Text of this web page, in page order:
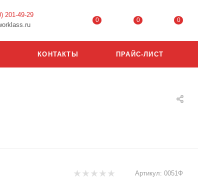
201-49-29
0 0 0
КОНТАКТЫ ПРАЙС-ЛИСТ
Артикул: 0051Ф